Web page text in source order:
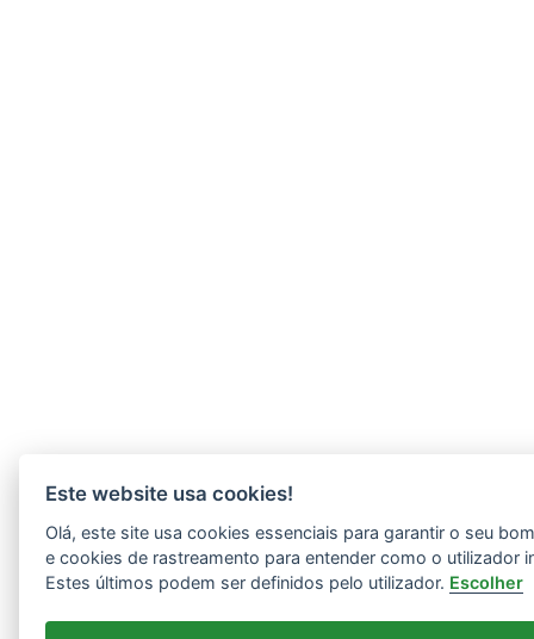
Este website usa cookies!
Olá, este site usa cookies essenciais para garantir o seu
e cookies de rastreamento para entender como o utilizador
Estes últimos podem ser definidos pelo utilizador. Escolher